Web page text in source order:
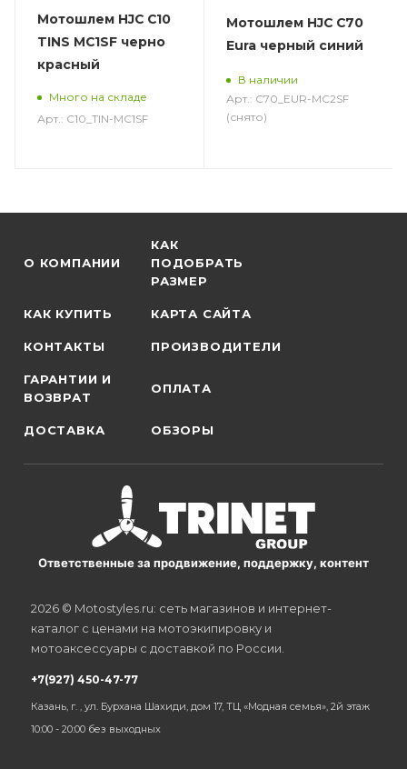
Мотошлем HJC C10
TINS MC1SF черно
красный
Много на складе
Арт.: C10_TIN-MC1SF
Мотошлем HJC C70
Eura черный синий
В наличии
Арт.: C70_EUR-MC2SF
(снято)
О КОМПАНИИ
КАК
ПОДОБРАТЬ
РАЗМЕР
КАК КУПИТЬ КАРТА САЙТА
КОНТАКТЫ ПРОИЗВОДИТЕЛИ
ГАРАНТИИ И
ВОЗВРАТ
ОПЛАТА
ДОСТАВКА ОБЗОРЫ
Ответственные за продвижение, поддержку, контент
2026 © Motostyles.ru: сеть магазинов и интернет-
каталог с ценами на мотоэкипировку и
мотоаксессуары с доставкой по России.
+7(927) 450-47-77
Казань, г. , ул. Бурхана Шахиди, дом 17, ТЦ «Модная семья», 2й этаж
10:00 - 20:00 без выходных